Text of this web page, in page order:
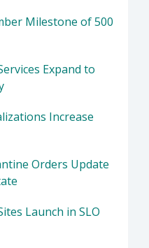
Milestone of 500
Expand to
Increase
Orders Update
Launch in SLO